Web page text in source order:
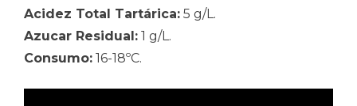
Acidez Total Tartárica: 5 g/L.
Azucar Residual: 1 g/L.
Consumo: 16-18ºC.